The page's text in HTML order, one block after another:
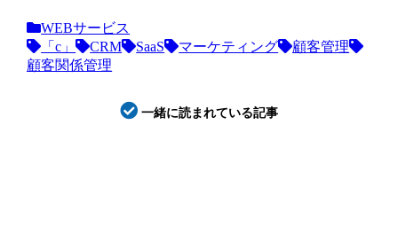
WEBサービス
「c」
CRM SaaS マーケティング
顧客管理
顧客関係管理
一緒に読まれている記事